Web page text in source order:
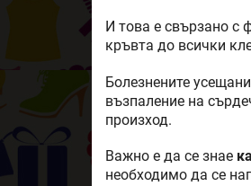
И това е свързано с
кръвта до всички
Болезнените
възпаление на
произход.
Важно е да се знае
необходимо да се